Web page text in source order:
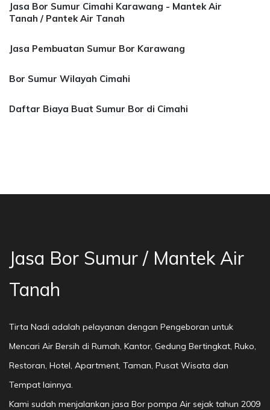
Jasa Bor Sumur Cimahi Karawang - Mantek Air
Tanah / Pantek Air Tanah
Jasa Pembuatan Sumur Bor Karawang
Bor Sumur Wilayah Cimahi
Daftar Biaya Buat Sumur Bor di Cimahi
Jasa Bor Sumur / Mantek Air
Tanah
Tirta Nadi adalah pelayanan dengan Pengeboran untuk
Mencari Air Bersih di Rumah, Kantor, Gedung Bertingkat, Ruko,
Restoran, Hotel, Apartment, Taman, Pusat Wisata dan
Tempat lainnya.
Kami sudah menjalankan jasa Bor pompa Air sejak tahun 2009